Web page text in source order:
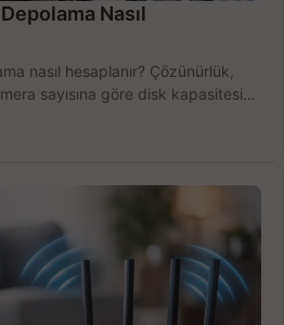
Nasıl
nasıl hesaplanır? Çözünürlük,
sayısına göre disk kapasitesini